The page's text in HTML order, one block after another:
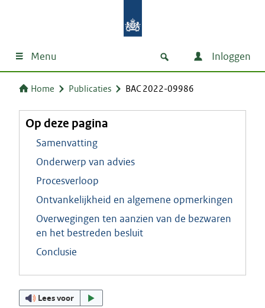
Menu Inloggen
Home Publicaties BAC 2022-09986
Op deze pagina
Samenvatting
Onderwerp van advies
Procesverloop
Ontvankelijkheid en algemene opmerkingen
Overwegingen ten aanzien van de bezwaren
en het bestreden besluit
Conclusie
Lees voor